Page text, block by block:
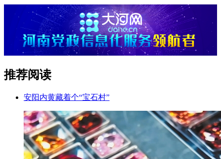
推荐阅读
安阳内黄藏着个“宝石村”